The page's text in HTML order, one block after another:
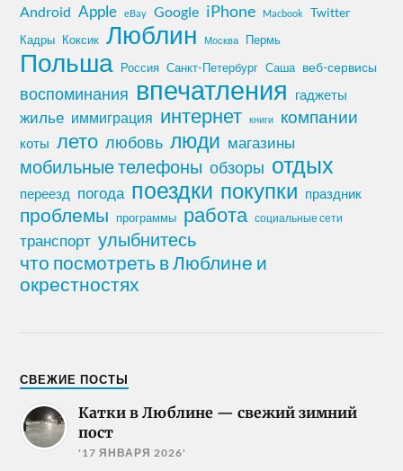
Android Apple eBay Google iPhone Macbook Twitter
Кадры Коксик Люблин Москва Пермь
Польша Россия Санкт-Петербург Саша веб-сервисы
воспоминания впечатления гаджеты
жилье иммиграция интернет книги компании
коты лето любовь люди магазины
мобильные телефоны обзоры отдых
переезд погода поездки покупки праздник
проблемы программы работа социальные сети
транспорт улыбнитесь
что посмотреть в Люблине и
окрестностях
СВЕЖИЕ ПОСТЫ
Катки в Люблине — свежий зимний
пост
'17 ЯНВАРЯ 2026'